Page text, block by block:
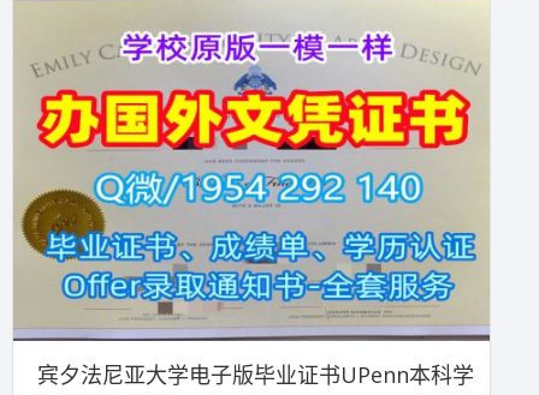
宾夕法尼亚大学电子版毕业证书UPenn本科学